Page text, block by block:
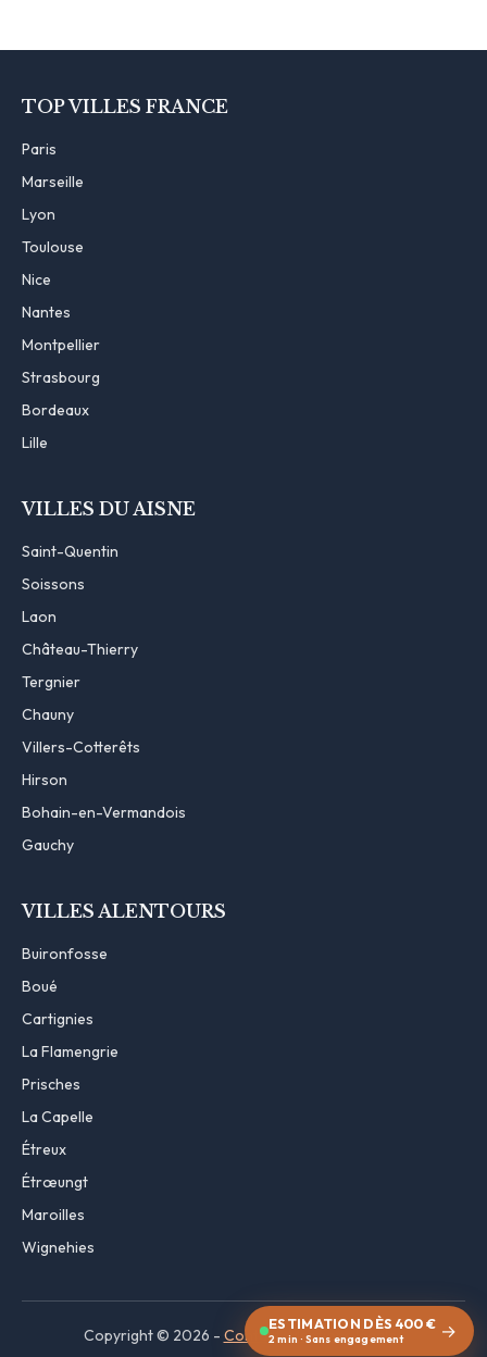
TOP VILLES FRANCE
Paris
Marseille
Lyon
Toulouse
Nice
Nantes
Montpellier
Strasbourg
Bordeaux
Lille
VILLES DU AISNE
Saint-Quentin
Soissons
Laon
Château-Thierry
Tergnier
Chauny
Villers-Cotterêts
Hirson
Bohain-en-Vermandois
Gauchy
VILLES ALENTOURS
Buironfosse
Boué
Cartignies
La Flamengrie
Prisches
La Capelle
Étreux
Étrœungt
Maroilles
Wignehies
Copyright © 2026 - Contact·Mentions légales
ESTIMATION DÈS 400 €
2 min · Sans engagement →